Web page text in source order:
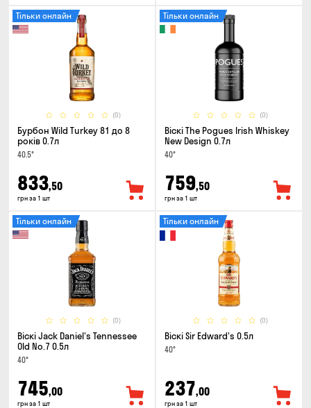
(0)
Тільки онлайн
Бурбон Wild Turkey 81 до 8
років 0.7л
40.5°
833,50
грн за 1 шт
(0)
Тільки онлайн
Віскі The Pogues Irish Whiskey
New Design 0.7л
40°
759,50
грн за 1 шт
(0)
Тільки онлайн
Віскі Jack Daniel's Tennessee
Old No.7 0.5л
40°
745,00
грн за 1 шт
(0)
Тільки онлайн
Віскі Sir Edward's 0.5л
40°
237,00
грн за 1 шт